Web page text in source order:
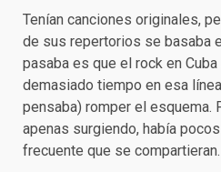
Tenían canciones originales,
de sus repertorios se basaba
pasaba es que el rock en
demasiado tiempo en esa
pensaba) romper el esquema.
apenas surgiendo, había
frecuente que se compartieran.